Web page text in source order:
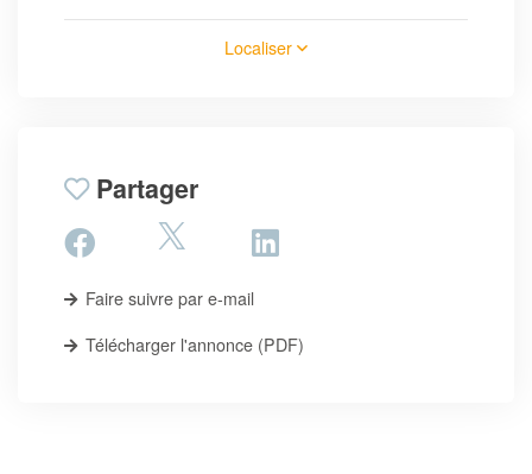
Localiser
Partager
Faire suivre par e-mail
Télécharger l'annonce (PDF)